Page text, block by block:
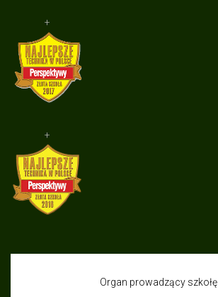
+
+
Organ prowadzący szkołę